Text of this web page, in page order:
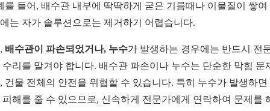
를 들어, 배수관 내부에 딱딱하게 굳은 기름때나 이물질이 쌓여
는 자가 솔루션으로는 제거하기 어렵습니다.
배수관이 파손되었거나, 누수가 발생하는 경우에는 반드시 전
수리를 맡겨야 합니다. 배수관 파손이나 누수는 단순한 막힘 문
건물 전체의 안전을 위협할 수 있습니다. 특히 누수가 발생하면
피해를 줄 수 있으므로, 신속하게 전문가에게 연락하여 문제를